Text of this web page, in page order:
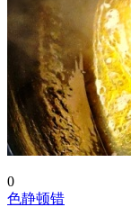
0
色静顿错